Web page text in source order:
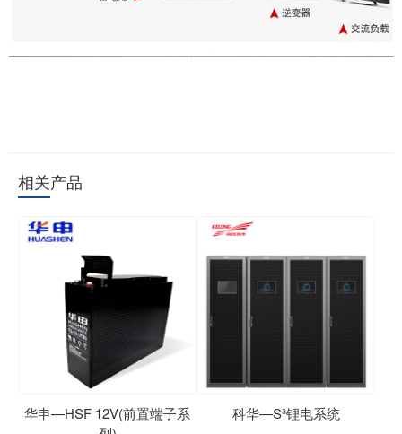
相关产品
华申—HSF 12V(前置端子系
科华—S³锂电系统